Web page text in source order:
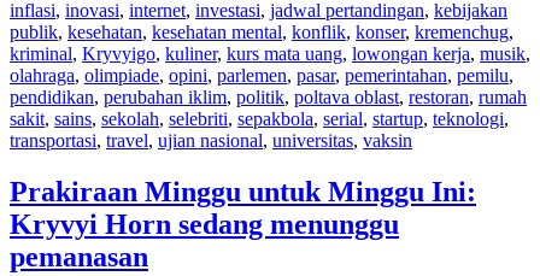
inflasi, inovasi, internet, investasi, jadwal pertandingan, kebijakan
publik, kesehatan, kesehatan mental, konflik, konser, kremenchug,
kriminal, Kryvyigo, kuliner, kurs mata uang, lowongan kerja, musik,
olahraga, olimpiade, opini, parlemen, pasar, pemerintahan, pemilu,
pendidikan, perubahan iklim, politik, poltava oblast, restoran, rumah
sakit, sains, sekolah, selebriti, sepakbola, serial, startup, teknologi,
transportasi, travel, ujian nasional, universitas, vaksin
Prakiraan Minggu untuk Minggu Ini:
Kryvyi Horn sedang menunggu
pemanasan